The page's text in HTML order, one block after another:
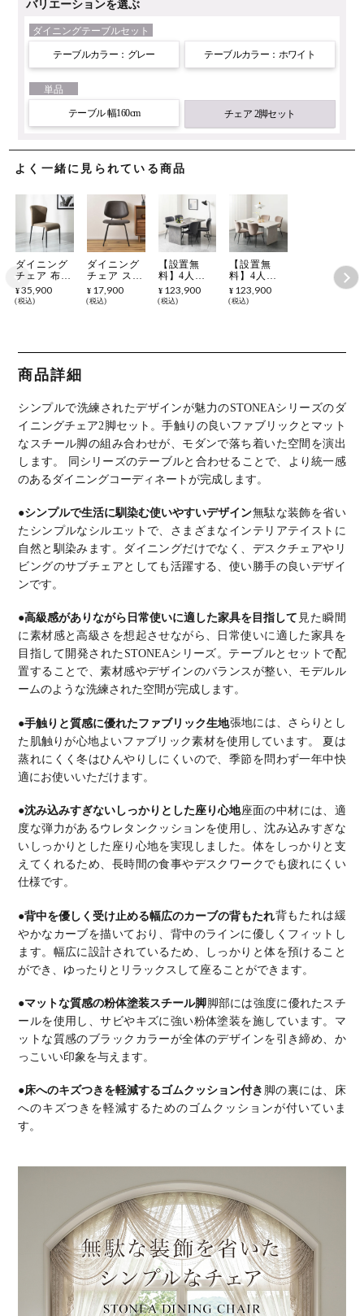
よく一緒に見られている商品
ダイニング
チェア 布張
り スチール
脚 肘なし
椅子 いす
ダイニング
リビング シ
ン ナチュラ
ル 北欧
¥ 35,900
税込
ダイニング
チェア スチ
ール クロス
レザー 肘な
プル いす
ナチュラル
モダン
¥ 17,900
税込
【設置無
料】4人用
ダイニング
テーブルセ
ダン ダイニ
160cm 食卓
テーブル×1
食卓椅子
¥ 123,900
税込
【設置無
料】4人用
ダイニング
テーブルセ
ダン ダイニ
(幅160cm 食
卓テーブル
×1 食卓椅子
×4)
¥ 123,900
税込
商品詳細
シンプルで洗練されたデザインが魅力のSTONEAシリーズのダ
イニングチェア2脚セット。手触りの良いファブリックとマット
なスチール脚の組み合わせが、モダンで落ち着いた空間を演出
します。 同シリーズのテーブルと合わせることで、より統一感
のあるダイニングコーディネートが完成します。
●シンプルで生活に馴染む使いやすいデザイン無駄な装飾を省い
たシンプルなシルエットで、さまざまなインテリアテイストに
自然と馴染みます。
ダイニングだけでなく、デスクチェアやリ
ビングのサブチェアとしても活躍する、使い勝手の良いデザイ
ンです。
●高級感がありながら日常使いに適した家具を目指して 見た瞬間
に素材感と高級さを想起させながら、日常使いに適した家具を
目指して開発されたSTONEAシリーズ。 テーブルとセットで配
置することで、素材感やデザインのバランスが整い、モデルル
ームのような洗練された空間が完成します。
●手触りと質感に優れたファブリック生地張地には、さらりとし
た肌触りが心地よいファブリック素材を使用しています。 夏は
蒸れにくく冬はひんやりしにくいので、季節を問わず一年中快
適にお使いいただけます。
●沈み込みすぎないしっかりとした座り心地座面の中材には、適
度な弾力があるウレタンクッションを使用し、沈み込みすぎな
いしっかりとした座り心地を実現しました。 体をしっかりと支
えてくれるため、長時間の食事やデスクワークでも疲れにくい
仕様です。
●背中を優しく受け止める幅広のカーブの背もたれ背もたれは緩
やかなカーブを描いており、背中のラインに優しくフィットし
ます。 幅広に設計されているため、しっかりと体を預けること
ができ、ゆったりとリラックスして座ることができます。
●マットな質感の粉体塗装スチール脚脚部には強度に優れたスチ
ールを使用し、サビやキズに強い粉体塗装を施しています。 マ
ットな質感のブラックカラーが全体のデザインを引き締め、か
っこいい印象を与えます。
●床へのキズつきを軽減するゴムクッション付き 脚の裏には、床
へのキズつきを軽減するためのゴムクッションが付いていま
す。
バリエーションを選ぶ
ダイニングテーブルセット
テーブルカラー：グレー テーブルカラー：ホワイト
単品
テーブル 幅160cm チェア 2脚セット